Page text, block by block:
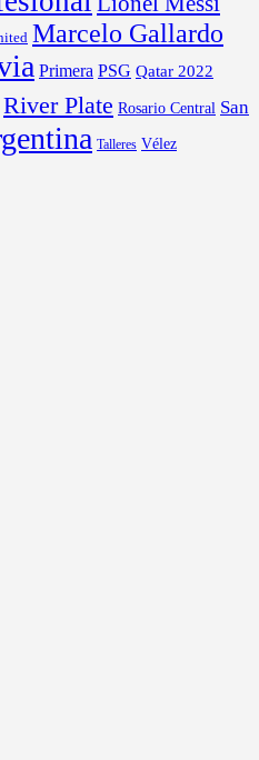
Marcelo Gallardo
Primera PSG Qatar 2022
River Plate Rosario Central San
Talleres Vélez